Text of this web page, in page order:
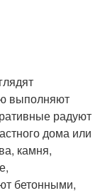
выполняют
радуют
дома или
камня,
бетонными,